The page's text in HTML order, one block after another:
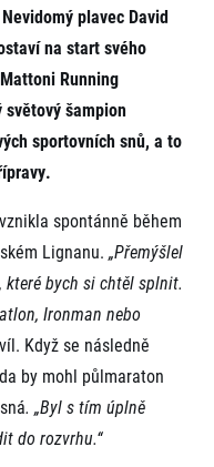
plavec David
na start svého
Running
šampion
sportovních snů, a to
spontánně během
Lignanu. „Přemýšlel
bych si chtěl splnit.
Ironman nebo
Když se následně
by mohl půlmaraton
. „Byl s tím úplně
do rozvrhu.“